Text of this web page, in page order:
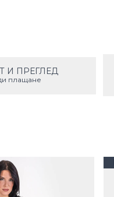
И ПРЕГЛЕД
плащане